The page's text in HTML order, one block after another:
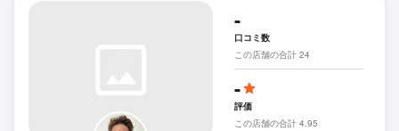
-
口コミ数
この店舗の合計 24
-
評価
この店舗の合計 4.95